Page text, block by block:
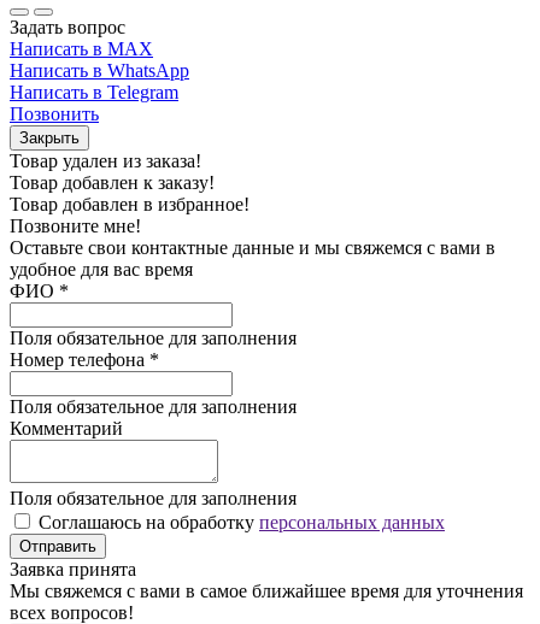
Задать вопрос
Написать в MAX
Написать в WhatsApp
Написать в Telegram
Позвонить
Закрыть
Товар удален из заказа!
Товар добавлен к заказу!
Товар добавлен в избранное!
Позвоните мне!
Оставьте свои контактные данные и мы свяжемся с вами в
удобное для вас время
ФИО *
Поля обязательное для заполнения
Номер телефона *
Поля обязательное для заполнения
Комментарий
Поля обязательное для заполнения
Соглашаюсь на обработку персональных данных
Отправить
Заявка принята
Мы свяжемся с вами в самое ближайшее время для уточнения
всех вопросов!